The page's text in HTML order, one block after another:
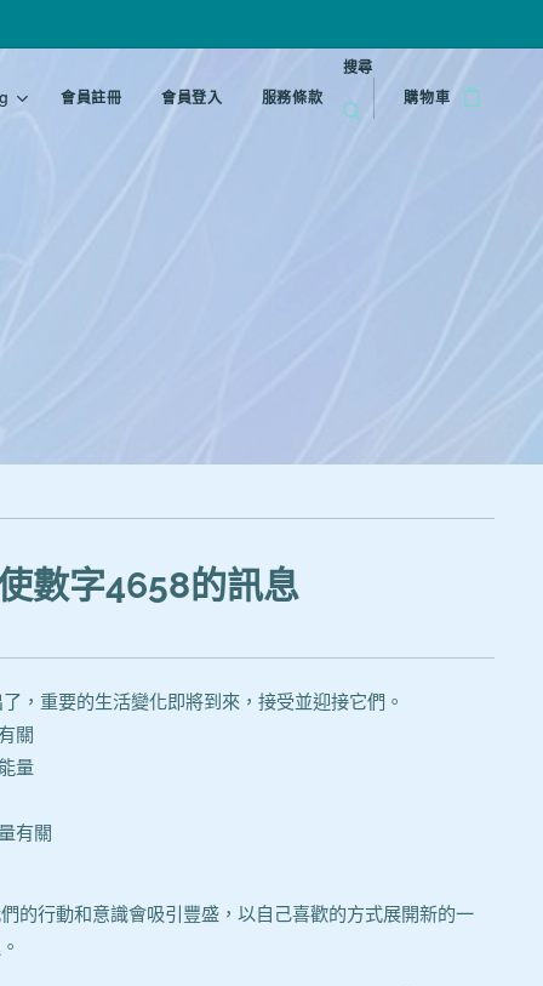
會員註冊 會員登入 服務條款
搜尋
購物車
數字4658的訊息
，重要的生活變化即將到來，接受並迎接它們。
關
量
有關
的行動和意識會吸引豐盛，以自己喜歡的方式展開新的一